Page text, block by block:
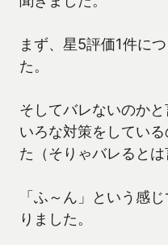
まず、星5評価1件に
た。
そしてバレないのか
いろな対策をしてい
た（そりゃバレるとは
「ふ～ん」という感
りました。